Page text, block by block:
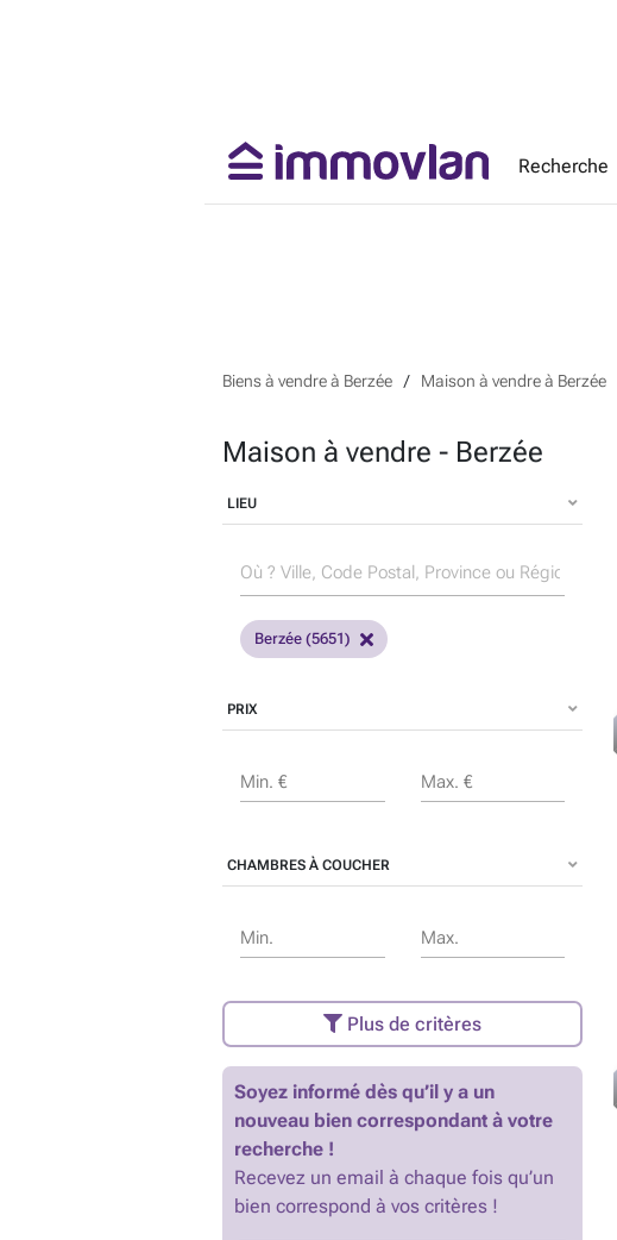
Recherche
Biens à vendre à Berzée Maison à vendre à Berzée
Maison à vendre - Berzée
LIEU
Berzée (5651)
PRIX
Min. € Max. €
CHAMBRES À COUCHER
Min. Max.
Plus de critères
Soyez informé dès qu’il y a un
nouveau bien correspondant à votre
recherche !
Recevez un email à chaque fois qu’un
bien correspond à vos critères !